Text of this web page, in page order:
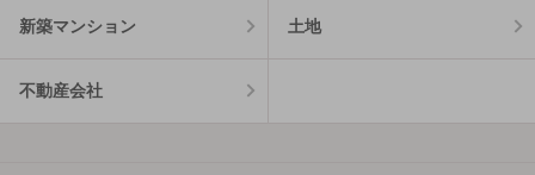
新築マンション 土地
不動産会社